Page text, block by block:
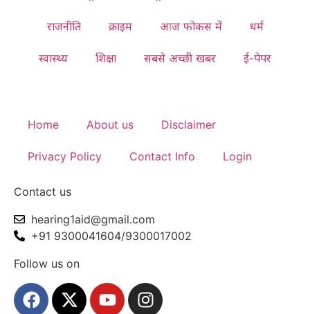
राजनीति क्राइम आज फोकस में धर्म
स्वास्थ्य शिक्षा सबसे अच्छी खबर ई-पेपर
Home About us Disclaimer
Privacy Policy Contact Info Login
Contact us
hearing1aid@gmail.com
+91 9300041604/9300017002
Follow us on